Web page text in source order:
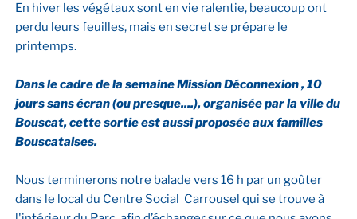
En hiver les végétaux sont en vie ralentie, beaucoup ont
perdu leurs feuilles, mais en secret se prépare le
printemps.
Dans le cadre de la semaine Mission Déconnexion , 10
jours sans écran (ou presque....), organisée par la ville du
Bouscat, cette sortie est aussi proposée aux familles
Bouscataises.
Nous terminerons notre balade vers 16 h par un goûter
dans le local du Centre Social Carrousel qui se trouve à